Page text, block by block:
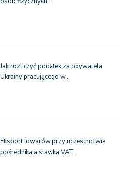
Jak rozliczyć podatek za obywatela
Ukrainy pracującego w…
Eksport towarów przy uczestnictwie
pośrednika a stawka VAT…